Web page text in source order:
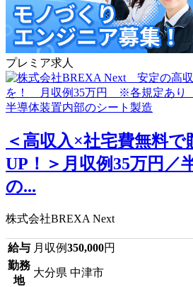
プレミア求人
＜高収入×社宅費無料で
UP！＞月収例35万円／
の...
株式会社BREXA Next
給与 月収例350,000円
勤務
地
大分県 中津市